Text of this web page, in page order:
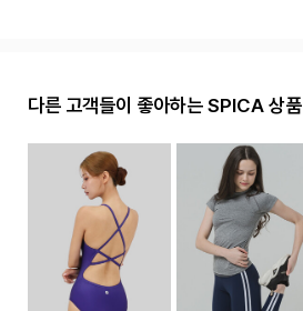
다른 고객들이 좋아하는 SPICA 상품